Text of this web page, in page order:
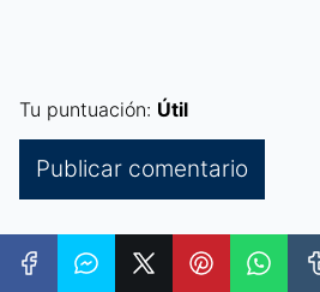
Tu puntuación: Útil